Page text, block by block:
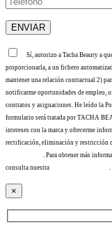
Sí, autorizo a Tacha Beauty a
proporcionarla, a un fichero
mantener una relación contractual 2)
notificarme oportunidades de empleo,
contratos y asignaciones. He leído la
formulario será tratada por TACHA
intereses con la marca y ofrecerme
rectificación, eliminación y restricción
. Para obtener más
consulta nuestra
×